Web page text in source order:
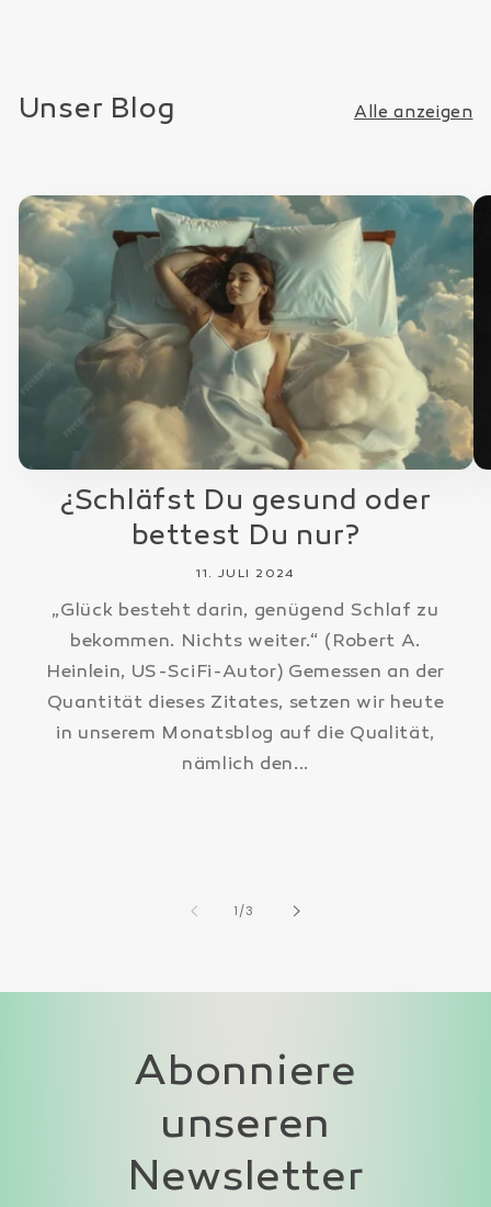
Unser Blog Alle anzeigen
¿Schläfst Du gesund oder
bettest Du nur?
11. JULI 2024
„Glück besteht darin, genügend Schlaf zu
bekommen. Nichts weiter.“ (Robert A.
Heinlein, US-SciFi-Autor) Gemessen an der
Quantität dieses Zitates, setzen wir heute
in unserem Monatsblog auf die Qualität,
nämlich den...
1/
von
3
Abonniere
unseren
Newsletter